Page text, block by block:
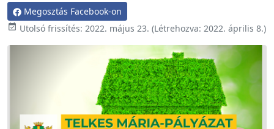
Megosztás Facebook-on
 Utolsó frissítés: 2022. május 23. (Létrehozva: 2022. április 8.)